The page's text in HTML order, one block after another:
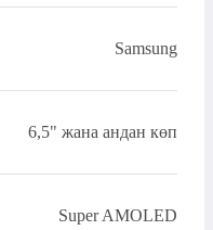
Samsung
6,5" жана андан көп
Super AMOLED